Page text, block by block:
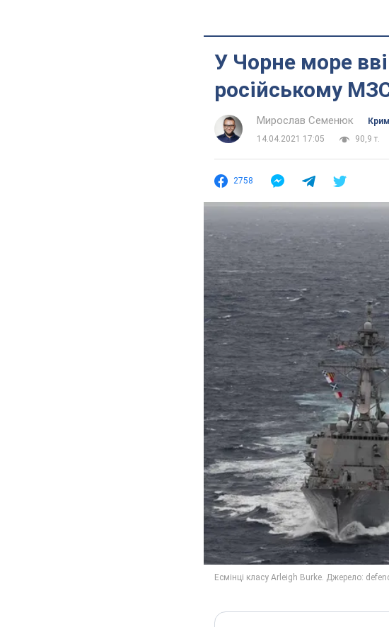
У Чорне море
російському
Мирослав Семенюк
14.04.2021 17:05
90,9 т.
2758